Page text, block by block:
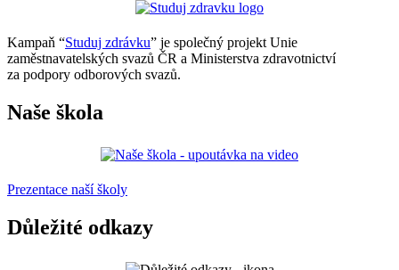
Kampaň “Studuj zdrávku” je společný projekt Unie
zaměstnavatelských svazů ČR a Ministerstva zdravotnictví
za podpory odborových svazů.
Naše škola
Prezentace naší školy
Důležité odkazy